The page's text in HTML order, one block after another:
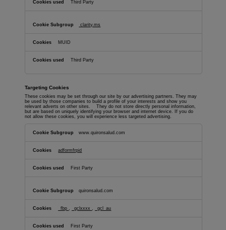
Third Party
clarity.ms
MUID
Third Party
Targeting Cookies
These cookies may be set through our site by our advertising partners. They may
be used by those companies to build a profile of your interests and show you
relevant adverts on other sites. They do not store directly personal information,
but are based on uniquely identifying your browser and internet device. If you do
not allow these cookies, you will experience less targeted advertising.
Cookies
www.quironsalud.com
adformfrpid
First Party
quironsalud.com
_fbp _gclxxxx _gcl_au
First Party